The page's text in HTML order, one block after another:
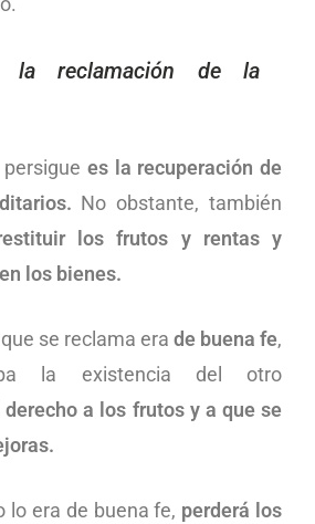
la reclamación de la
es la recuperación de
No obstante, también
los frutos y rentas y
los bienes.
se reclama era de buena fe,
la existencia del otro
derecho a los frutos y a que se
lo era de buena fe, perderá los